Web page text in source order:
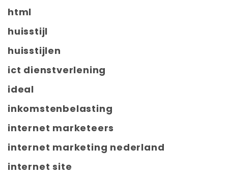
html
huisstijl
huisstijlen
ict dienstverlening
ideal
inkomstenbelasting
internet marketeers
internet marketing nederland
internet site